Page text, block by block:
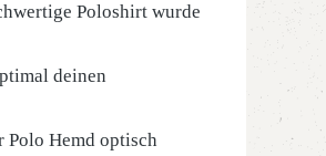
Poloshirt wurde
deinen
Polo Hemd optisch